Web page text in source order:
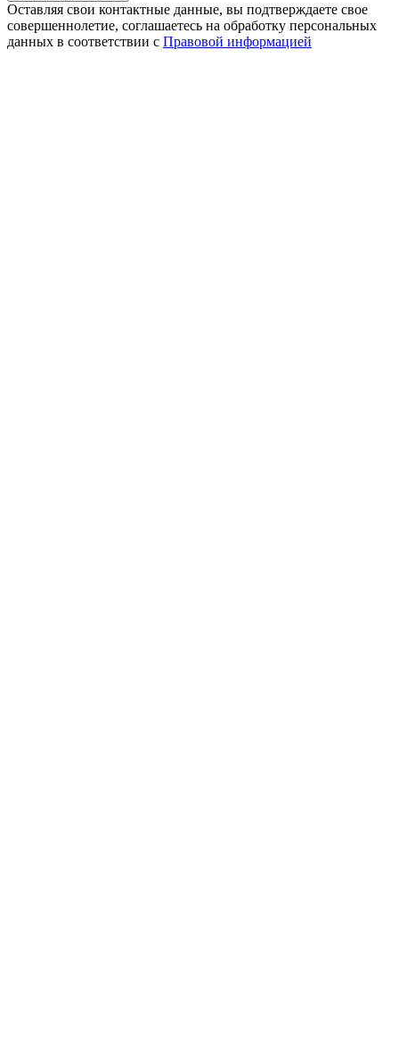
Оставляя свои контактные данные, вы подтверждаете свое
совершеннолетие, соглашаетесь на обработку персональных
данных в соответствии с Правовой информацией